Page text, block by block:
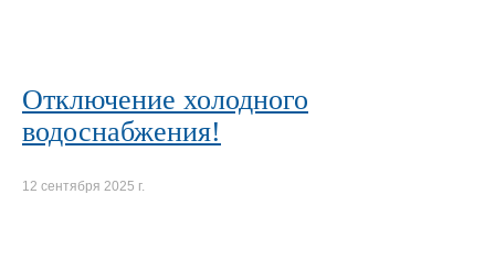
Отключение холодного
водоснабжения!
12 сентября 2025 г.